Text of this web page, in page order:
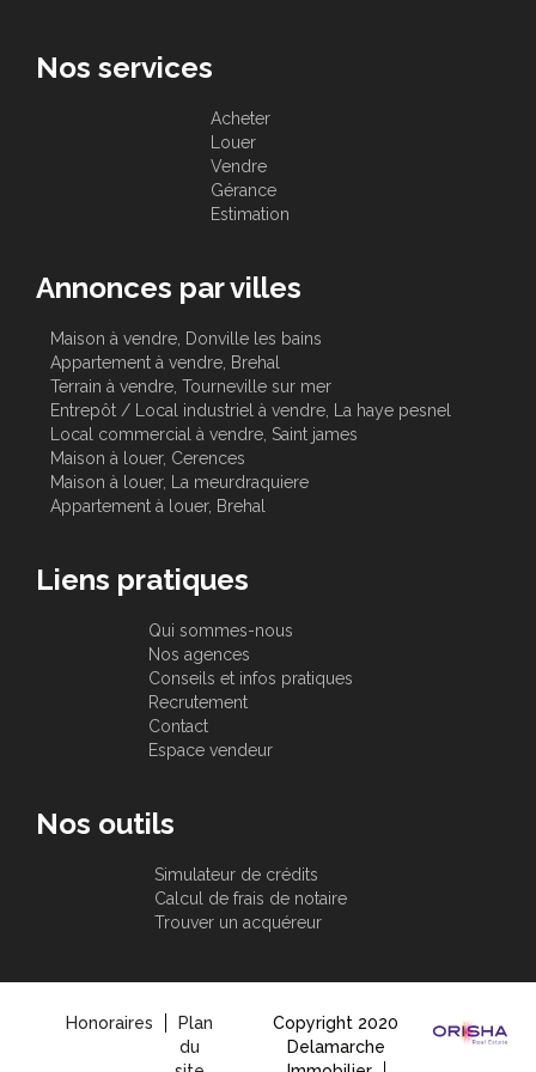
Nos services
Acheter
Louer
Vendre
Gérance
Estimation
Annonces par villes
Maison à vendre, Donville les bains
Appartement à vendre, Brehal
Terrain à vendre, Tourneville sur mer
Entrepôt / Local industriel à vendre, La haye pesnel
Local commercial à vendre, Saint james
Maison à louer, Cerences
Maison à louer, La meurdraquiere
Appartement à louer, Brehal
Liens pratiques
Qui sommes-nous
Nos agences
Conseils et infos pratiques
Recrutement
Contact
Espace vendeur
Nos outils
Simulateur de crédits
Calcul de frais de notaire
Trouver un acquéreur
Honoraires
Plan
du
Copyright 2020
Delamarche